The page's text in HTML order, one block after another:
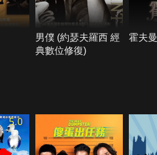
男僕 (約瑟夫羅西 經
典數位修復)
霍夫曼
5.0